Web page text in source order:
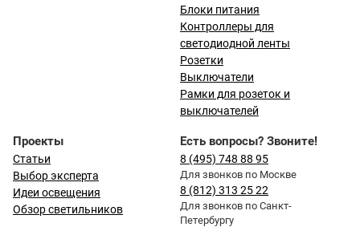
Блоки питания
Контроллеры для
светодиодной ленты
Розетки
Выключатели
Рамки для розеток и
выключателей
Проекты
Статьи
Выбор эксперта
Идеи освещения
Обзор светильников
Есть вопросы? Звоните!
8 (495) 748 88 95
Для звонков по Москве
8 (812) 313 25 22
Для звонков по Санкт-
Петербургу